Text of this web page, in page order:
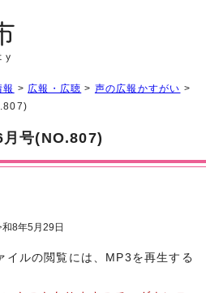
報 > 広報・広聴 > 声の広報かすがい >
号(NO.807)
8年5月29日
イルの閲覧には、MP3を再生する